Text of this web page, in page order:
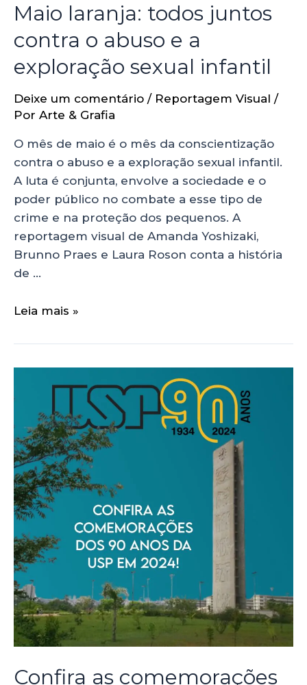
Maio laranja: todos juntos
contra o abuso e a
exploração sexual infantil
Deixe um comentário / Reportagem Visual /
Por Arte & Grafia
O mês de maio é o mês da conscientização
contra o abuso e a exploração sexual infantil.
A luta é conjunta, envolve a sociedade e o
poder público no combate a esse tipo de
crime e na proteção dos pequenos. A
reportagem visual de Amanda Yoshizaki,
Brunno Praes e Laura Roson conta a história
de …
Leia mais »
Confira as comemorações